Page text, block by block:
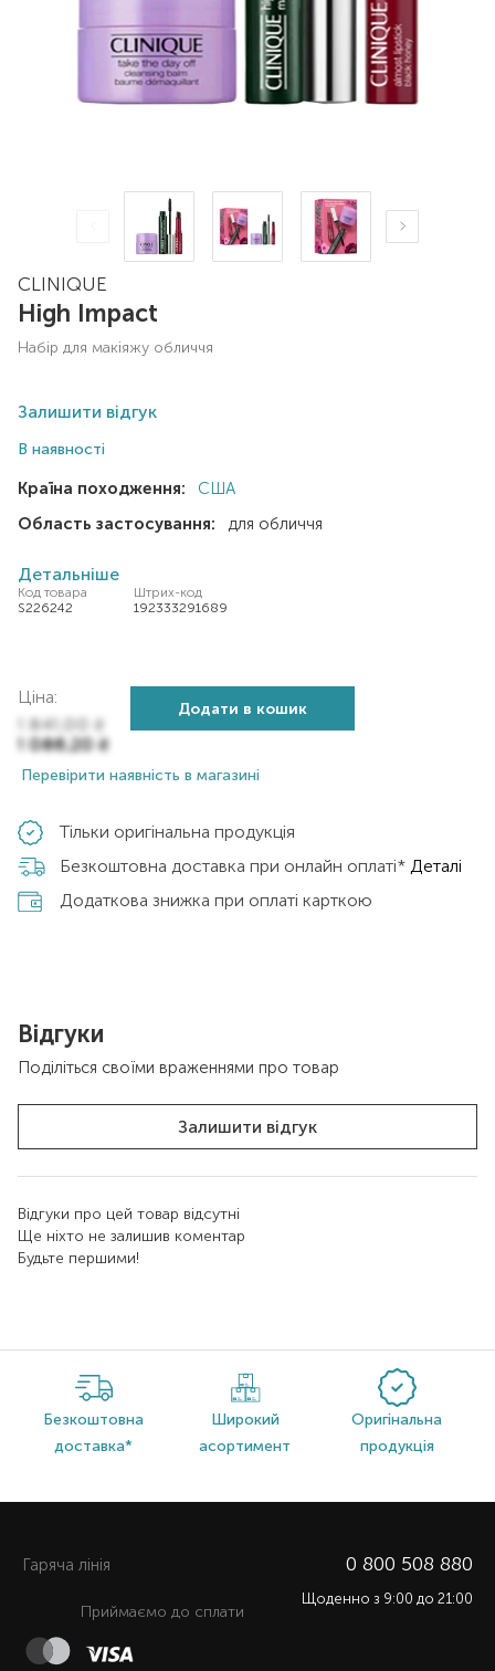
CLINIQUE
High Impact
набір для макіяжу обличчя
Залишити відгук
В наявності
Країна походження:
США
Область застосування:
для обличчя
Детальніше
Код товара
S226242
Штрих-код
192333291689
Ціна:
1 841,00
1 086,20₴
Додати в кошик
Перевірити наявність в магазині
Тільки оригінальна продукція
Безкоштовна доставка при онлайн оплаті* Деталі
Додаткова знижка при оплаті карткою
Відгуки
Поділіться своїми враженнями про товар
Залишити відгук
Відгуки про цей товар відсутні
Ще ніхто не залишив коментар
Будьте першими!
Безкоштовна
доставка*
Широкий
асортимент
Оригінальна
продукція
Гаряча лiнiя 0 800 508 880
Щоденно з 9:00 до 21:00
Приймаємо до сплати